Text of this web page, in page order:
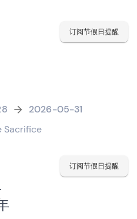
订阅节假日提醒
2026-05-31
Sacrifice
订阅节假日提醒